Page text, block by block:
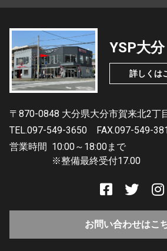
YSP大分
詳しくは
〒870-0848 大分県大分市賀来北2丁
TEL.097-549-3650
FAX.097-549-
営業時間 10:00～18:00まで
※整備最終受付17.00
お問い合わせはこ